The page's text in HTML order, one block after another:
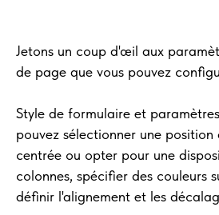
Jetons un coup d'œil aux
de page que vous pouvez
Style de formulaire et
pouvez sélectionner une
centrée ou opter pour une
colonnes, spécifier des couleurs
définir l'alignement et les